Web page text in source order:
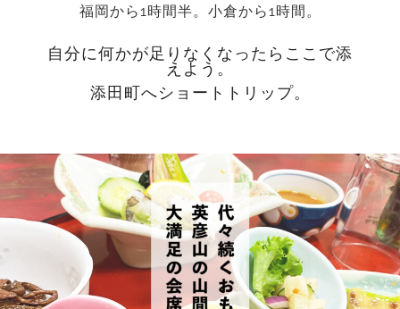
福岡から1時間半。小倉から1時間。
自分に何かが足りなくなったらここで添
えよう。
添田町へショートトリップ。